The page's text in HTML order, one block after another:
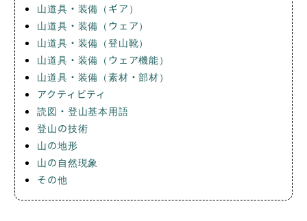
山道具・装備（ギア）
山道具・装備（ウェア）
山道具・装備（登山靴）
山道具・装備（ウェア機能）
山道具・装備（素材・部材）
アクティビティ
読図・登山基本用語
登山の技術
山の地形
山の自然現象
その他